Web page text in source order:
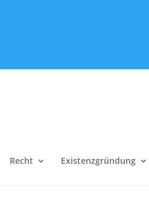
Recht Existenzgründung